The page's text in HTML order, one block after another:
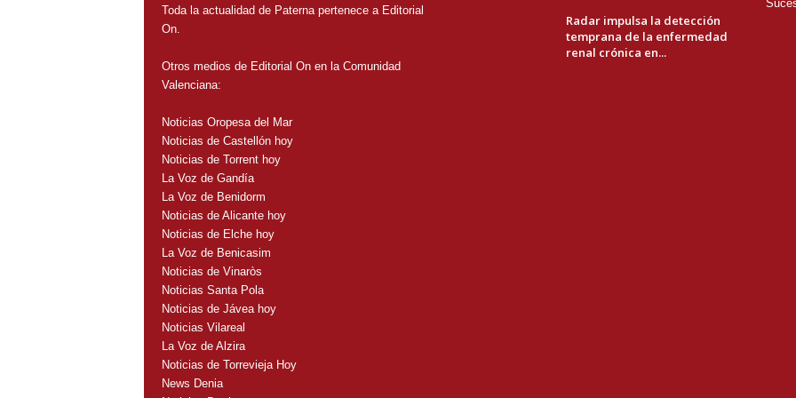
Toda la actualidad de Paterna pertenece a Editorial
On.
Otros medios de Editorial On en la Comunidad
Valenciana:
Noticias Oropesa del Mar
Noticias de Castellón hoy
Noticias de Torrent hoy
La Voz de Gandía
La Voz de Benidorm
Noticias de Alicante hoy
Noticias de Elche hoy
La Voz de Benicasim
Noticias de Vinaròs
Noticias Santa Pola
Noticias de Jávea hoy
Noticias Vilareal
La Voz de Alzira
Noticias de Torrevieja Hoy
News Denia
Radar impulsa la detección
temprana de la enfermedad
renal crónica en...